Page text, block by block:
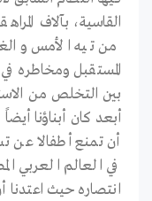
القاسية، بآلاف
من تيه الأمس
المستقبل ومخاطره
بين التخلص من
أبعد كان أبناؤنا
أن تمنع أطفالا
في العالم العربي
انتصاره حيث اعتدنا